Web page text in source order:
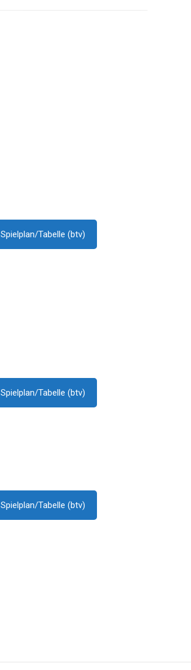
Spielplan/Tabelle (btv)
Spielplan/Tabelle (btv)
Spielplan/Tabelle (btv)